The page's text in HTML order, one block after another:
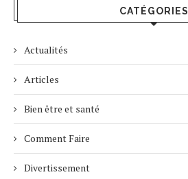
CATÉGORIES
Actualités
Articles
Bien être et santé
Comment Faire
Divertissement